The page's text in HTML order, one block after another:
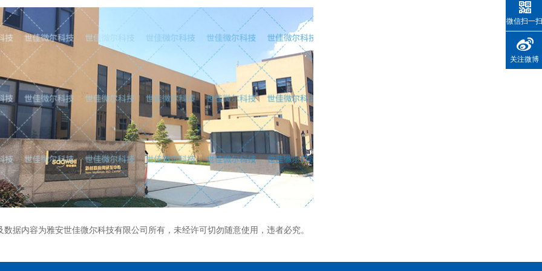
数据内容为雅安世佳微尔科技有限公司所有，未经许可切勿随意使用，违者必究。
微信扫一扫
关注微博